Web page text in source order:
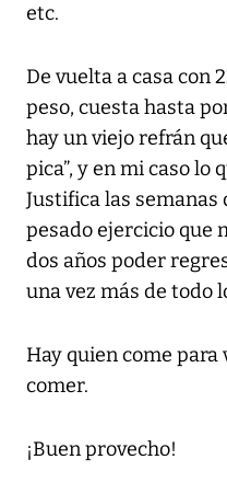
etc.
De vuelta a casa con
peso, cuesta hasta
hay un viejo refrán
pica”, y en mi caso lo
Justifica las
pesado ejercicio que
dos años poder
una vez más de todo
Hay quien come para
comer.
¡Buen provecho!